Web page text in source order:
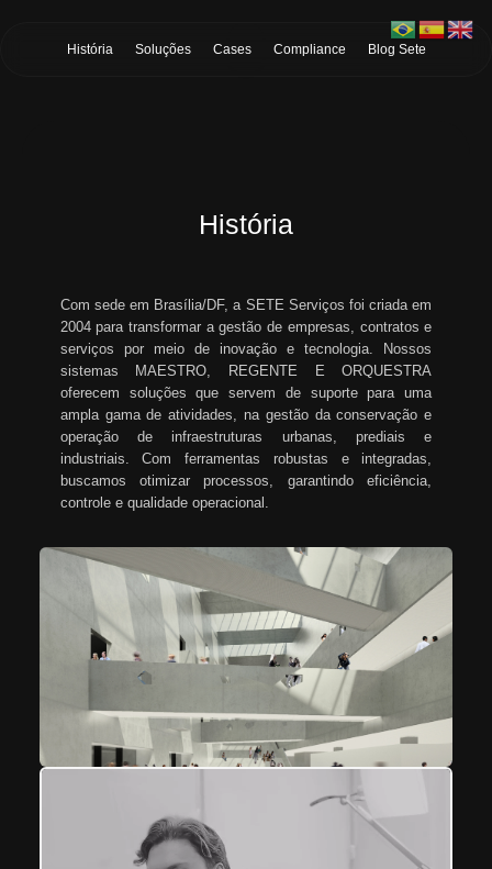
História Soluções Cases Compliance Blog Sete
História
Com sede em Brasília/DF, a SETE Serviços foi criada em
2004 para transformar a gestão de empresas, contratos e
serviços por meio de inovação e tecnologia. Nossos
sistemas MAESTRO, REGENTE E ORQUESTRA
oferecem soluções que servem de suporte para uma
ampla gama de atividades, na gestão da conservação e
operação de infraestruturas urbanas, prediais e
industriais. Com ferramentas robustas e integradas,
buscamos otimizar processos, garantindo eficiência,
controle e qualidade operacional.